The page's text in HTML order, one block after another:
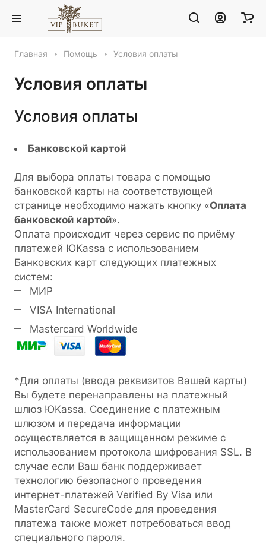
Главная Помощь Условия оплаты
Условия оплаты
Условия оплаты
Банковской картой
Для выбора оплаты товара с помощью
банковской карты на соответствующей
странице необходимо нажать кнопку «Оплата
банковской картой».
Оплата происходит через сервис по приёму
платежей ЮKassa с использованием
Банковских карт следующих платежных
систем:
МИР
VISA International
Mastercard Worldwide
*Для оплаты (ввода реквизитов Вашей карты)
Вы будете перенаправлены на платежный
шлюз ЮKassa. Соединение с платежным
шлюзом и передача информации
осуществляется в защищенном режиме с
использованием протокола шифрования SSL. В
случае если Ваш банк поддерживает
технологию безопасного проведения
интернет-платежей Verified By Visa или
MasterCard SecureCode для проведения
платежа также может потребоваться ввод
специального пароля.